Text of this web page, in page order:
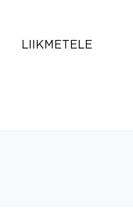
LIIKMETELE